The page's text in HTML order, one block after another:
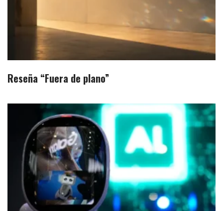
Reseña “Fuera de plano”